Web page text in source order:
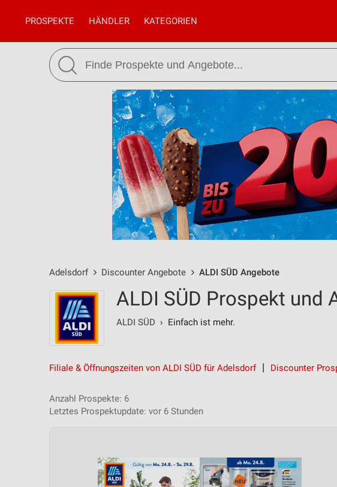
PROSPEKTE HÄNDLER KATEGORIEN
Adelsdorf Discounter Angebote ALDI SÜD Angebote
ALDI SÜD Prospekt und
ALDI SÜD › Einfach ist mehr.
Filiale & Öffnungszeiten von ALDI SÜD für Adelsdorf Discounter
Anzahl Prospekte: 6
Letztes Prospektupdate: vor 6 Stunden